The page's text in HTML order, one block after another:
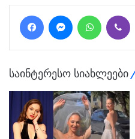
FacebookMessengerWhatsApp
საინტერესო სიახლეები